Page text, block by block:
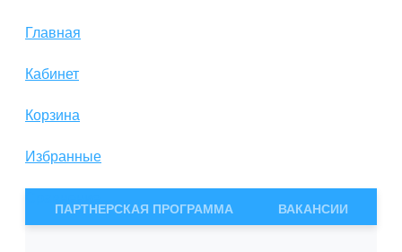
Главная
Кабинет
Корзина
Избранные
ПАРТНЕРСКАЯ ПРОГРАММА ВАКАНСИИ